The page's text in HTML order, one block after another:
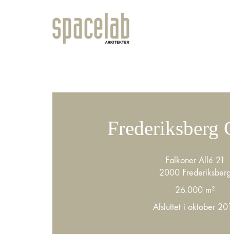
Frederiksberg
Falkoner Allé 21
2000
26.000 m²
Afsluttet i oktober